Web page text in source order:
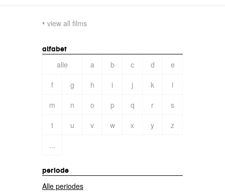
view all films
alfabet
alle a b c d
e
f
g h i j k
l
m
n o p q r
s
t
u v w x y
z
...
periode
Alle periodes